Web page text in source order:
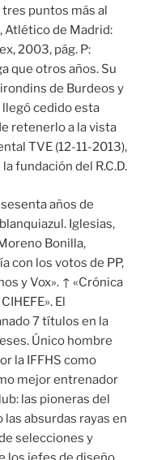
tres puntos más al
Atlético de Madrid:
2003, pág. P:
que otros años. Su
de Burdeos y
llegó cedido esta
retenerlo a la vista
TVE (12-11-2013),
fundación del R.C.D.
años de
Iglesias,
Bonilla,
con los votos de PP,
y Vox». ↑ «Crónica
El
7 títulos en la
Único hombre
la IFFHS como
mejor entrenador
las pioneras del
absurdas rayas en
selecciones y